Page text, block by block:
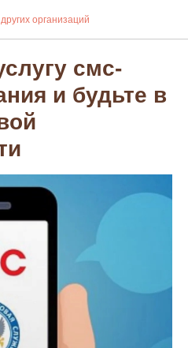
организаций
смс-
и будьте в